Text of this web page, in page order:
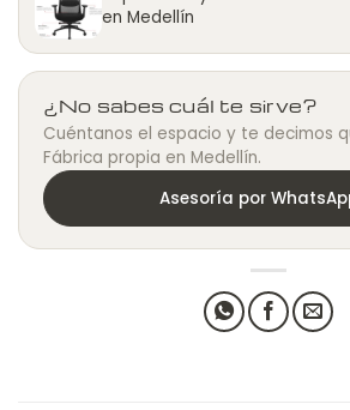
en Medellín
¿No sabes cuál te sirve?
Cuéntanos el espacio y te decimos
Fábrica propia en Medellín.
Asesoría por